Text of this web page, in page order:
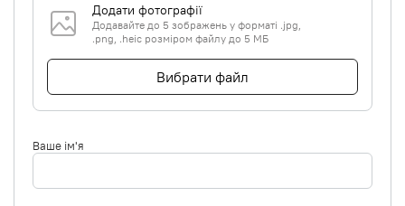
Додати фотографії
Додавайте до 5 зображень у форматі .jpg,
.png, .heic розміром файлу до 5 МБ
Вибрати файл
Ваше ім'я